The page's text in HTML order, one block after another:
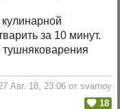
за 10 минут.
Авг. 18, 23:06 от svarnoy
18